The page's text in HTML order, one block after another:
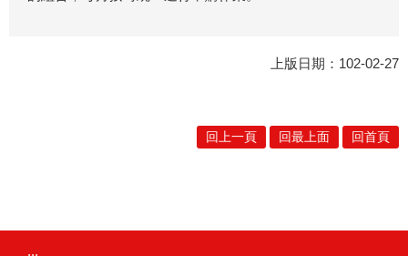
上版日期：102-02-27
回上一頁 回最上面 回首頁